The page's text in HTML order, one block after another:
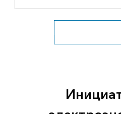
Посмотреть все